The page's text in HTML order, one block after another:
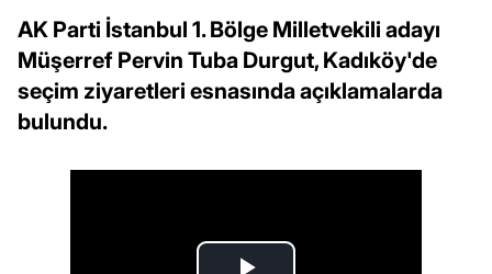
AK Parti İstanbul 1. Bölge Milletvekili adayı
Müşerref Pervin Tuba Durgut, Kadıköy'de
seçim ziyaretleri esnasında açıklamalarda
bulundu.